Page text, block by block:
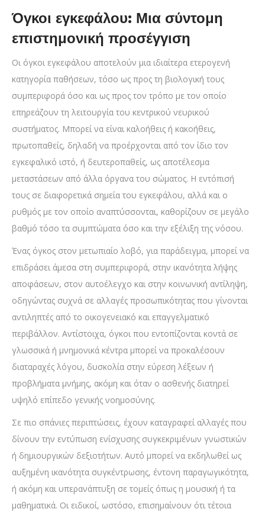
Όγκοι εγκεφάλου: Μια σύντομη
επιστημονική προσέγγιση
Οι όγκοι εγκεφάλου αποτελούν μια ιδιαίτερα ετερογενή
κατηγορία παθήσεων, τόσο ως προς τη βιολογική τους
συμπεριφορά όσο και ως προς τον τρόπο με τον οποίο
επηρεάζουν τη λειτουργία του κεντρικού νευρικού
συστήματος. Μπορεί να είναι καλοήθεις ή κακοήθεις,
πρωτοπαθείς, δηλαδή να προέρχονται από τον ίδιο τον
εγκεφαλικό ιστό, ή δευτεροπαθείς, ως αποτέλεσμα
μεταστάσεων από άλλα όργανα του σώματος. Η εντόπισή
τους σε διαφορετικά σημεία του εγκεφάλου, αλλά και ο
ρυθμός με τον οποίο αναπτύσσονται, καθορίζουν σε μεγάλο
βαθμό τόσο τα συμπτώματα όσο και την εξέλιξη της νόσου.
Ένας όγκος στον μετωπιαίο λοβό, για παράδειγμα, μπορεί να
επιδράσει άμεσα στη συμπεριφορά, στην ικανότητα λήψης
αποφάσεων, στον αυτοέλεγχο και στην κοινωνική αντίληψη,
οδηγώντας συχνά σε αλλαγές προσωπικότητας που γίνονται
αντιληπτές από το οικογενειακό και επαγγελματικό
περιβάλλον. Αντίστοιχα, όγκοι που εντοπίζονται κοντά σε
γλωσσικά ή μνημονικά κέντρα μπορεί να προκαλέσουν
διαταραχές λόγου, δυσκολία στην εύρεση λέξεων ή
προβλήματα μνήμης, ακόμη και όταν ο ασθενής διατηρεί
υψηλό επίπεδο γενικής νοημοσύνης.
Σε πιο σπάνιες περιπτώσεις, έχουν καταγραφεί αλλαγές που
δίνουν την εντύπωση ενίσχυσης συγκεκριμένων γνωστικών
ή δημιουργικών δεξιοτήτων. Αυτό μπορεί να εκδηλωθεί ως
αυξημένη ικανότητα συγκέντρωσης, έντονη παραγωγικότητα,
ή ακόμη και υπερανάπτυξη σε τομείς όπως η μουσική ή τα
μαθηματικά. Οι ειδικοί, ωστόσο, επισημαίνουν ότι τέτοια